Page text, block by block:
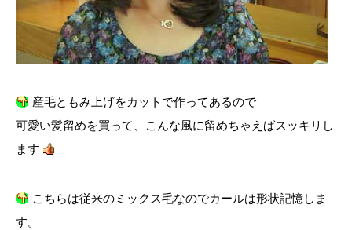
産毛ともみ上げをカットで作ってあるので
可愛い髪留めを買って、こんな風に留めちゃえばスッキリし
ます
こちらは従来のミックス毛なのでカールは形状記憶しま
す。